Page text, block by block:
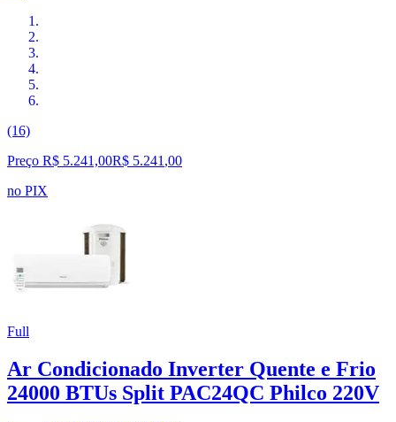
(16)
Preço R$ 5.241,00R$ 5.241 ,00
no PIX
Full
Ar Condicionado Inverter Quente e Frio
24000 BTUs Split PAC24QC Philco 220V